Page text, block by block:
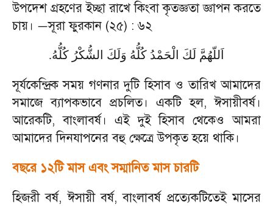
উপদেশ গ্রহণের ইচ্ছা রাখে কিংবা কৃতজ্ঞতা জ্ঞাপন করতে
চায়। —সূরা ফুরকান (২৫) : ৬২
اَللّهُمَّ لَكَ الْحَمْدُ كُلُّهُ وَلَكَ الشُّكْرُ كُلُّهُ.
সূর্যকেন্দ্রিক সময় গণনার দুটি হিসাব ও তারিখ আমাদের
সমাজে ব্যাপকভাবে প্রচলিত। একটি হল,ঈসায়ীবর্ষ।
আরেকটি,বাংলাবর্ষ। এই দুই হিসাব থেকেও আমরা
আমাদের দিনযাপনের বহু ক্ষেত্রে উপকৃত হয়ে থাকি।
বছরে ১২টি মাস এবং সম্মানিত মাস চারটি
হিজরী বর্ষ,ঈসায়ী বর্ষ,বাংলাবর্ষ প্রত্যেকটিতেই মাসের